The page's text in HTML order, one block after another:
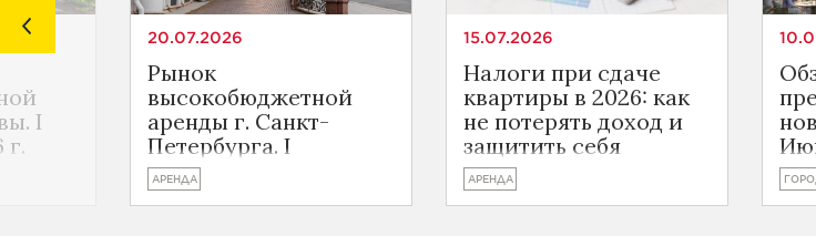
I
г.
20.07.2026
Рынок
высокобюджетной
аренды г. Санкт-
Петербурга. I
полугодие 2026 г.
АРЕНДА
15.07.2026
Налоги при сдаче
квартиры в 2026: как
не потерять доход и
защитить себя
АРЕНДА